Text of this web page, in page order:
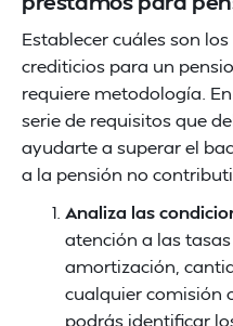
Establecer cuáles son
crediticios para un
requiere metodología.
serie de requisitos que
ayudarte a superar el
a la pensión no
Analiza las
atención a las
amortización,
cualquier comisión
podrás identificar